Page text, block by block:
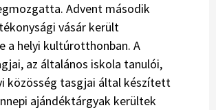
Advent második
vásár került
a helyi kultúrotthonban. A
az általános iskola tanulói,
közösség tasgjai által készített
ajándéktárgyak kerültek